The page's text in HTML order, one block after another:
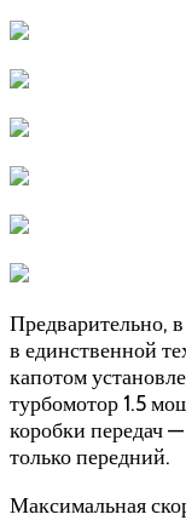
Предварительно,
в единственной
капотом
турбомотор 1.5
коробки передач
только передний.
Максимальная